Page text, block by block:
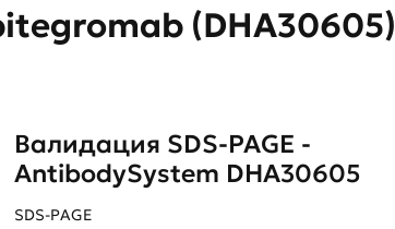
(DHA30605)
Валидация SDS-PAGE -
AntibodySystem DHA30605
SDS-PAGE